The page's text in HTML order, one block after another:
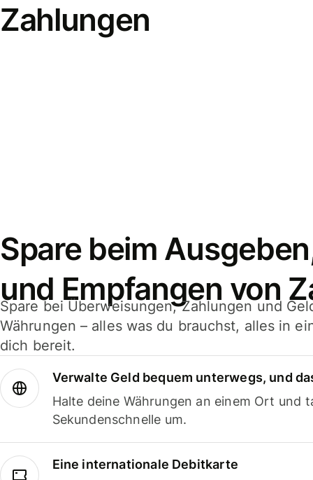
Zahlungen
Spare beim
und Empfangen von
Spare bei Überweisungen, Zahlungen und
Währungen – alles was du brauchst, alles in
dich bereit.
Verwalte Geld bequem unterwegs, und
Halte deine Währungen an einem Ort und
Sekundenschnelle um.
Eine internationale Debitkarte